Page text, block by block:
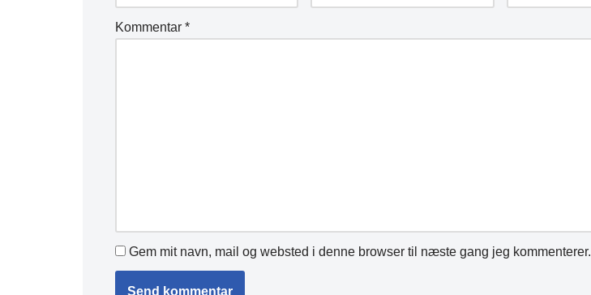
Kommentar *
Gem mit navn, mail og websted i denne browser til næste gang jeg kommenterer.